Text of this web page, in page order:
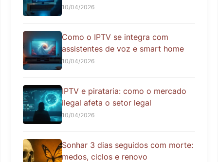
10/04/2026
Como o IPTV se integra com
assistentes de voz e smart home
10/04/2026
IPTV e pirataria: como o mercado
ilegal afeta o setor legal
10/04/2026
Sonhar 3 dias seguidos com morte:
medos, ciclos e renovo